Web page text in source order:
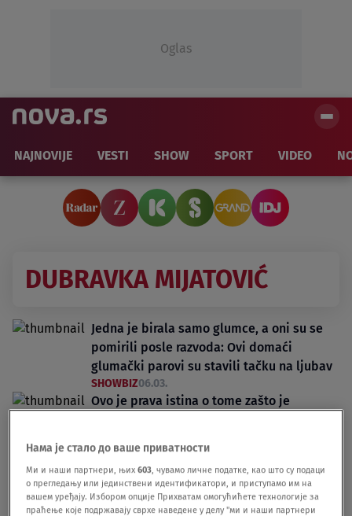
Oglas
NAJNOVIJE VESTI SHOW SPORT VIDEO
DUBRAVKA MIJATOVIĆ
Jedna je birala samo glumce, a oni su se
pomirili posle razvoda: Ovi domaći
glumački parovi su stavili tačku na ljubav
SHOWBIZ06.03.
Ovo je prava istina o tome zašto je
SHOWBIZ23.05.25.
Нама је стало до ваше приватности
Ми и наши партнери, њих603 , чувамо личне податке, као што су подаци
о прегледању или јединствени идентификатори, и приступамо им на
вашем уређају. Избором опције Прихватам омогућићете технологије за
праћење које подржавају сврхе наведене у делу "ми и наши партнери